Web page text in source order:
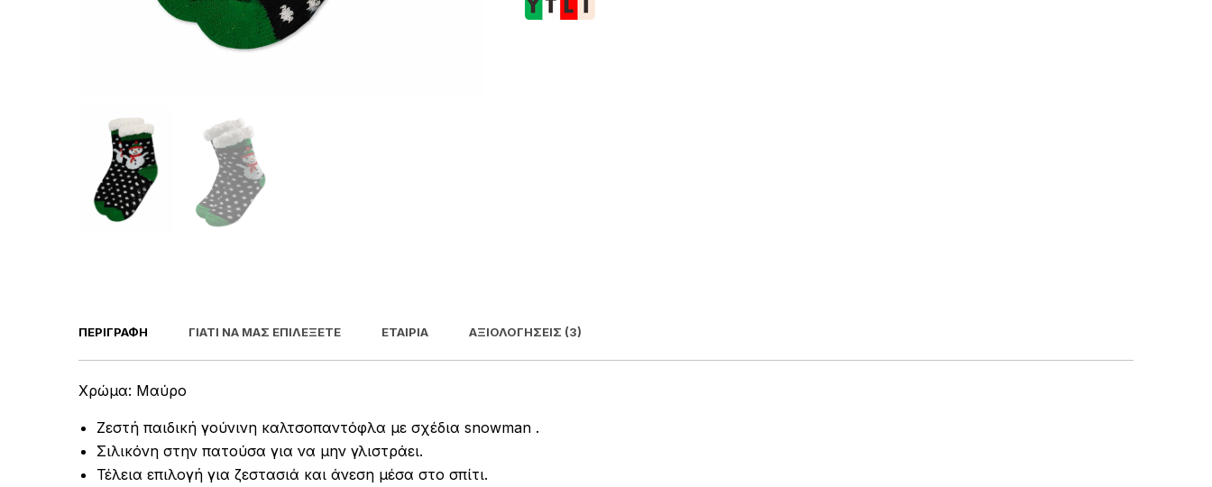
ΠΕΡΙΓΡΑΦΉ ΓΙΑΤΊ ΝΑ ΜΑΣ ΕΠΙΛΈΞΕΤΕ ΕΤΑΙΡΊΑ ΑΞΙΟΛΟΓΉΣΕΙΣ (3)
Χρώμα: Μαύρο
Ζεστή παιδική γούνινη καλτσοπαντόφλα με σχέδια snowman .
Σιλικόνη στην πατούσα για να μην γλιστράει.
Τέλεια επιλογή για ζεστασιά και άνεση μέσα στο σπίτι.